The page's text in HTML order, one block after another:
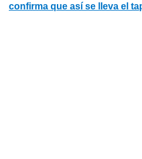
confirma que así se lleva el